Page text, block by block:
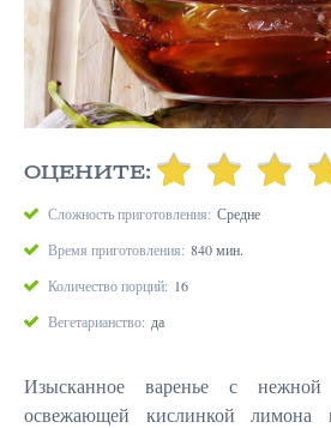
ОЦЕНИТЕ:
Сложность приготовления: Средне
Время приготовления: 840 мин.
Количество порций: 16
Вегетарианство: да
Изысканное варенье с нежной
освежающей кислинкой